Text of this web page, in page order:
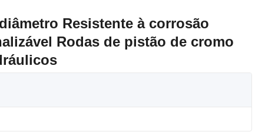
Resistente à corrosão
Rodas de pistão de cromo